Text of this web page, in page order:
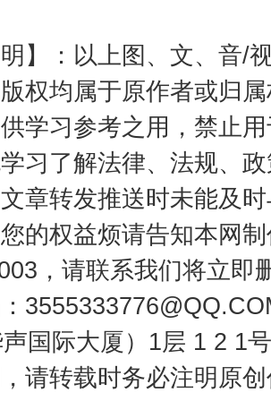
明】：以上图、文、音/
权均属于原作者或归
学习参考之用，禁止
习了解法律、法规、
章转发推送时未能及
的权益烦请告知本网
，请联系我们将立即
国际大厦）1层 1 2 1
请转载时务必注明原
域中谋全局
今